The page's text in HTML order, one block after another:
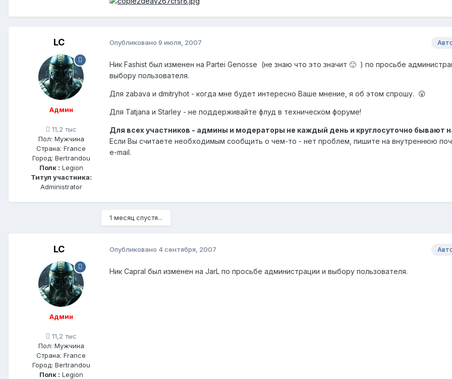
LC
Админ
11,2 тыс
Пол: Мужчина
Страна: France
Город: Bertrandou
Полк : Legion
Титул участника:
Administrator
Опубликовано 9 июля, 2007
Ник Fashist был изменен на Partei Genosse (не знаю что это значит 🙂 ) по просьбе
выбору пользователя.
Для zabava и dmitryhot - когда мне будет интересно Ваше мнение, я об этом спрошу. 😮
Для Tatjana и Starley - не поддерживайте флуд в техническом форуме!
Для всех участников - админы и модераторы не каждый день и круглосуточно бывают
Если Вы считаете необходимым сообщить о чем-то - нет проблем, пишите на внутреннюю
e-mail.
1 месяц спустя...
LC
Админ
11,2 тыс
Пол: Мужчина
Страна: France
Город: Bertrandou
Полк : Legion
Опубликовано 4 сентября, 2007
Ник Capral был изменен на JarL по просьбе администрации и выбору пользователя.